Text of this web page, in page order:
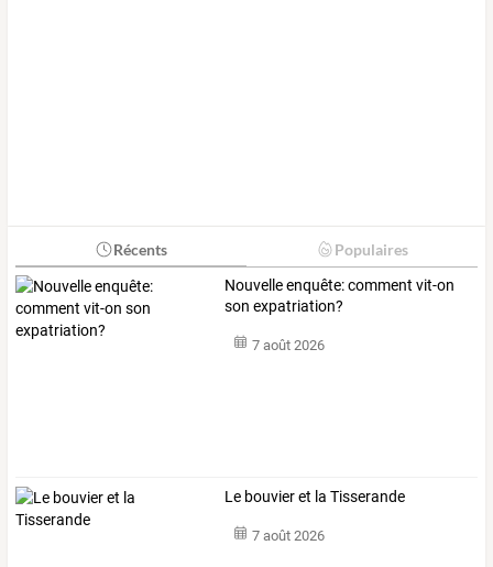
Récents Populaires
Nouvelle enquête: comment vit-on
son expatriation?
7 août 2026
Le bouvier et la Tisserande
7 août 2026